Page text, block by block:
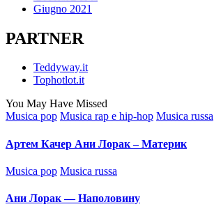
Giugno 2021
PARTNER
Teddyway.it
Tophotlot.it
You May Have Missed
Posted
Musica pop Musica rap e hip-hop Musica russa
Артем Качер Ани Лорак – Материк
Posted
Musica pop Musica russa
Ани Лорак — Наполовину